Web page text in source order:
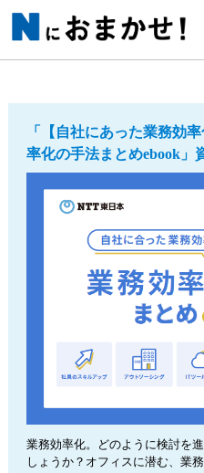
「【自社にあった業務効
率化の手法まとめebook」
業務効率化。どのように検討を
しょうか？オフィスに潜む、業